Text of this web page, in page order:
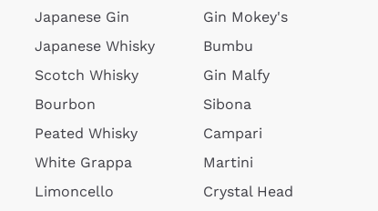
Japanese Gin
Japanese Whisky
Scotch Whisky
Bourbon
Peated Whisky
White Grappa
Limoncello
Gin Mokey's
Bumbu
Gin Malfy
Sibona
Campari
Martini
Crystal Head